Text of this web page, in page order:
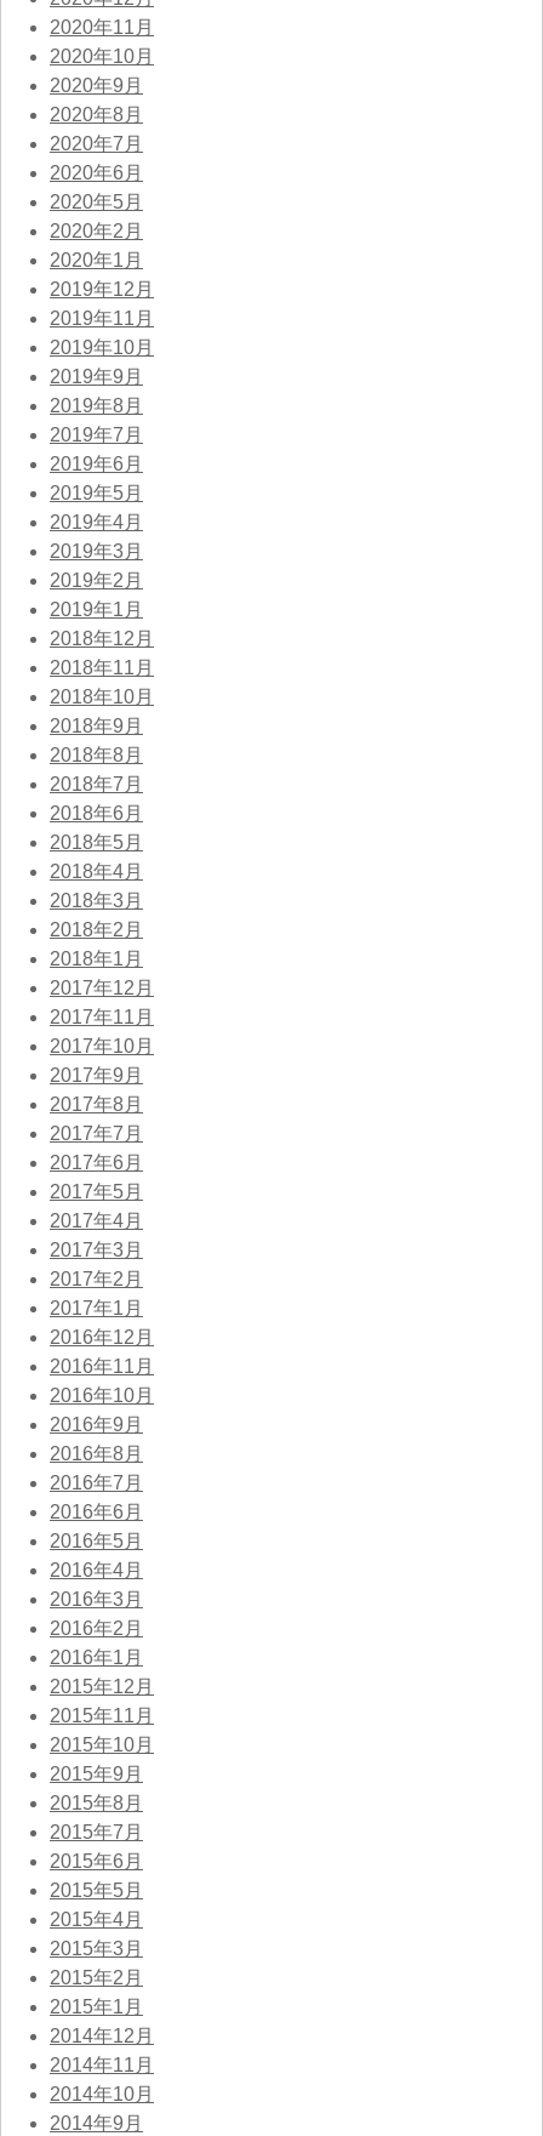
2020年11月
2020年10月
2020年9月
2020年8月
2020年7月
2020年6月
2020年5月
2020年2月
2020年1月
2019年12月
2019年11月
2019年10月
2019年9月
2019年8月
2019年7月
2019年6月
2019年5月
2019年4月
2019年3月
2019年2月
2019年1月
2018年12月
2018年11月
2018年10月
2018年9月
2018年8月
2018年7月
2018年6月
2018年5月
2018年4月
2018年3月
2018年2月
2018年1月
2017年12月
2017年11月
2017年10月
2017年9月
2017年8月
2017年7月
2017年6月
2017年5月
2017年4月
2017年3月
2017年2月
2017年1月
2016年12月
2016年11月
2016年10月
2016年9月
2016年8月
2016年7月
2016年6月
2016年5月
2016年4月
2016年3月
2016年2月
2016年1月
2015年12月
2015年11月
2015年10月
2015年9月
2015年8月
2015年7月
2015年6月
2015年5月
2015年4月
2015年3月
2015年2月
2015年1月
2014年12月
2014年11月
2014年10月
2014年9月